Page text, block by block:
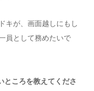
キが、画面越しにもし
員として務めたいで
ところを教えてくださ